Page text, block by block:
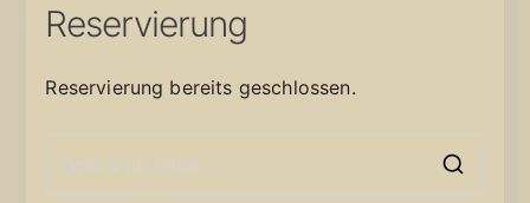
Reservierung
Reservierung bereits geschlossen.